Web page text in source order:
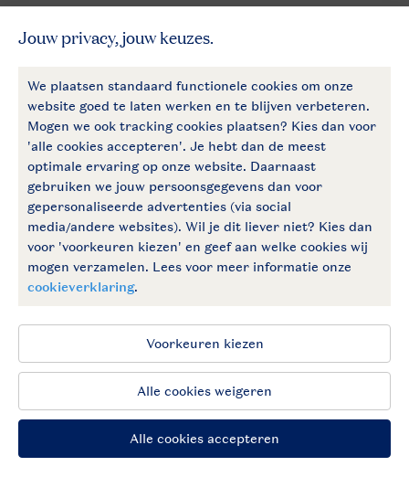
Follow Us
facebookinstagram
Blijf op de hoogte
Meer Landal
Toegankelijkheid © 2026 Landal